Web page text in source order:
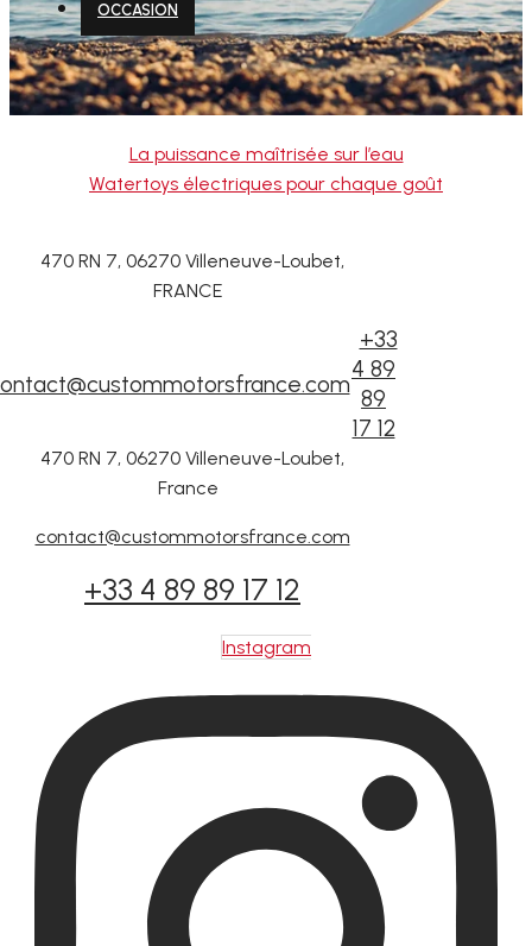
OCCASION
La puissance maîtrisée sur l’eau
Watertoys électriques pour chaque goût
470 RN 7, 06270 Villeneuve-Loubet,
FRANCE
+33
4 89
89
17 12
470 RN 7, 06270 Villeneuve-Loubet,
France
contact@custommotorsfrance.com
+33 4 89 89 17 12
Instagram